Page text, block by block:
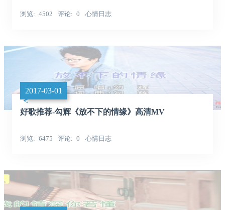
浏览 4502 评论 0 心情日志
2017-03-01
好歌推荐-勾辉《放不下的情缘》高清MV
浏览 6475 评论 0 心情日志